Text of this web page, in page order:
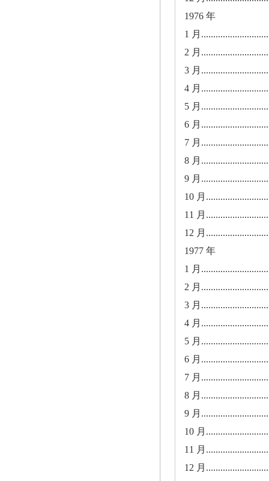
1976 年
1 月
2 月
3 月
4 月
5 月
6 月
7 月
8 月
9 月
10 月
11 月
12 月
1977 年
1 月
2 月
3 月
4 月
5 月
6 月
7 月
8 月
9 月
10 月
11 月
12 月